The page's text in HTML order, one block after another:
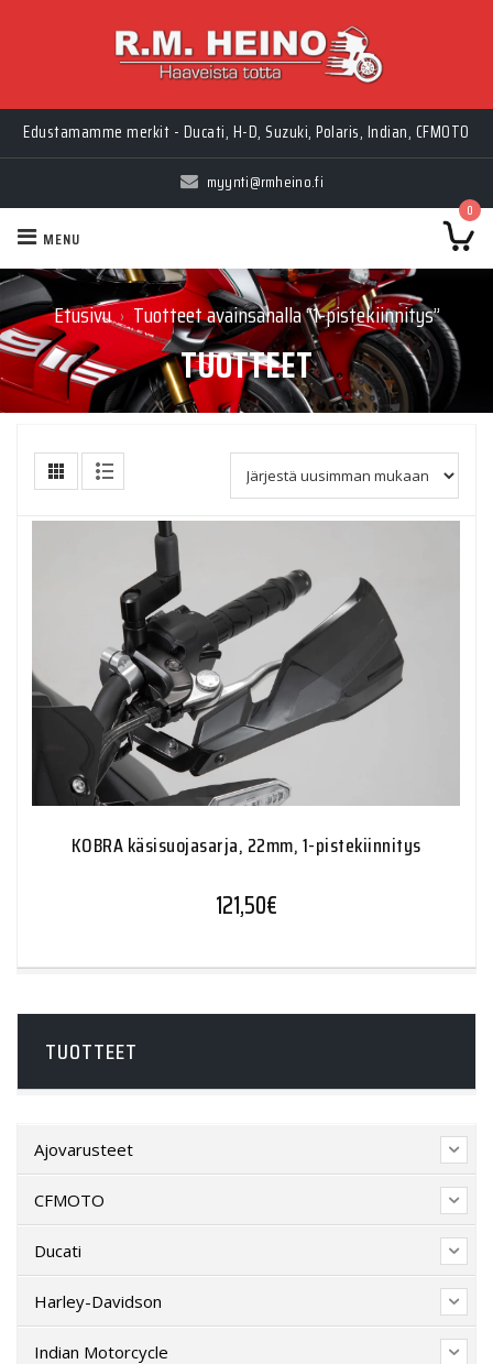
Edustamamme merkit - Ducati, H-D, Suzuki, Polaris, Indian, CFMOTO
myynti@rmheino.fi
0
MENU
Etusivu › Tuotteet avainsanalla “1-pistekiinnitys”
TUOTTEET
KOBRA käsisuojasarja, 22mm, 1-pistekiinnitys
121,50€
TUOTTEET
Ajovarusteet
CFMOTO
Ducati
Harley-Davidson
Indian Motorcycle